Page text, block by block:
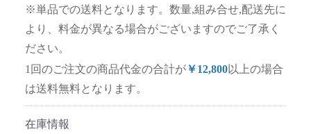
※単品での送料となります。数量,組み合せ,配送先に
より、料金が異なる場合がございますのでご了承く
ださい。
1回のご注文の商品代金の合計が￥12,800以上の場合
は送料無料となります。
在庫情報